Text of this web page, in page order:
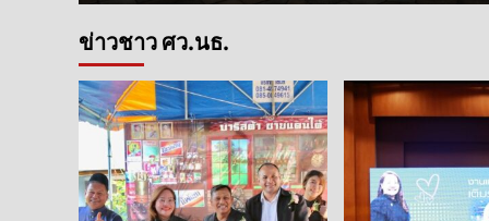
ข่าวชาว ศว.นธ.